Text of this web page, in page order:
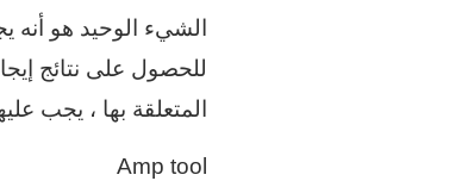
المتعلقة بها ، يجب
Amp tool